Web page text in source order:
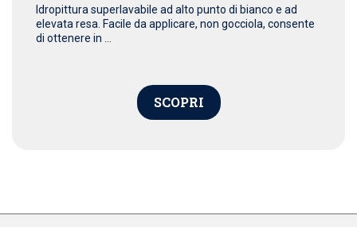
Idropittura superlavabile ad alto punto di bianco e ad
elevata resa. Facile da applicare, non gocciola, consente
di ottenere in ...
SCOPRI